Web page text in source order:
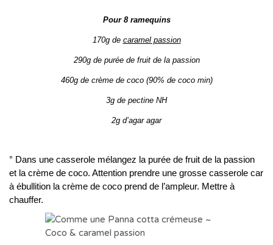
Pour 8 ramequins
170g de caramel passion
290g de purée de fruit de la passion
460g de crème de coco (90% de coco min)
3g de pectine NH
2g d’agar agar
° Dans une casserole mélangez la purée de fruit de la passion
et la crème de coco. Attention prendre une grosse casserole car
à ébullition la crème de coco prend de l’ampleur. Mettre à
chauffer.